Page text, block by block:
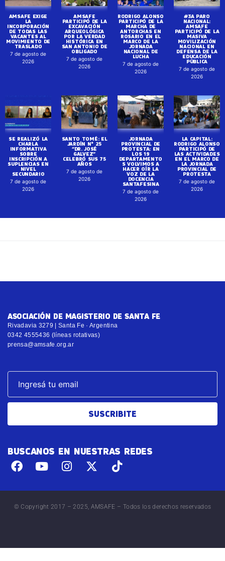
AMSAFE EXIGE
LA
INCORPORACIÓN
DE TODAS LAS
VACANTES AL
MOVIMIENTO DE
TRASLADO
7 de agosto de
2026
AMSAFE
PARTICIPÓ DE LA
EXCAVACIÓN
ARQUEOLÓGICA
POR LA VERDAD
HISTÓRICA EN
SAN ANTONIO DE
OBLIGADO
7 de agosto de
2026
RODRIGO ALONSO
PARTICIPÓ DE LA
MARCHA DE
ANTORCHAS EN
ROSARIO EN EL
MARCO DE LA
JORNADA
NACIONAL DE
LUCHA
7 de agosto de
2026
#3A PARO
NACIONAL:
AMSAFE
PARTICIPÓ DE LA
MASIVA
MOVILIZACIÓN
NACIONAL EN
DEFENSA DE LA
EDUCACIÓN
PÚBLICA
7 de agosto de
2026
SE REALIZÓ LA
CHARLA
INFORMATIVA
SOBRE
INSCRIPCIÓN A
SUPLENCIAS EN
NIVEL
SECUNDARIO
7 de agosto de
2026
SANTO TOMÉ: EL
JARDÍN N° 25
“DR. JOSÉ
GALVEZ”
CELEBRÓ SUS 75
AÑOS
7 de agosto de
2026
JORNADA
PROVINCIAL DE
PROTESTA: EN
LOS 19
DEPARTAMENTO
S VOLVIMOS A
HACER OÍR LA
VOZ DE LA
DOCENCIA
SANTAFESINA
7 de agosto de
2026
LA CAPITAL:
RODRIGO ALONSO
PARTICIPÓ DE
LAS ACTIVIDADES
EN EL MARCO DE
LA JORNADA
PROVINCIAL DE
PROTESTA
7 de agosto de
2026
ASOCIACIÓN DE MAGISTERIO DE SANTA FE
Rivadavia 3279 | Santa Fe · Argentina
0342 4555436 (líneas rotativas)
prensa@amsafe.org.ar
SUSCRIBITE
BUSCANOS EN NUESTRAS REDES
© Copyright 2017 – 2025, AMSAFE – Todos los derechos reservados